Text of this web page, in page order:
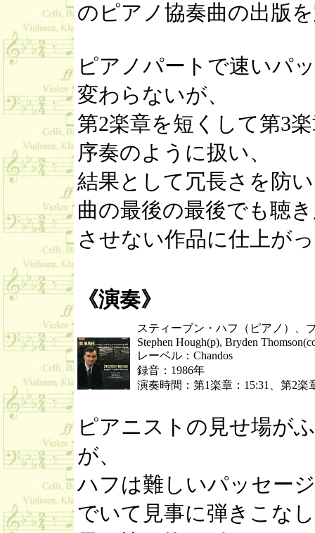
のピアノ協奏曲の出版
ピアノパートで速いパ
変わらないが、
第2楽章を短くして第3
序奏のように扱い、
結果として冗長さを防
曲の最後の最後でも聴
させない作品に仕上が
《演奏》
スティーブン・ハフ（ピアノ）、
Stephen Hough(p), Bryden
レーベル：Chandos
録音：1986年
演奏時間：第1楽章：15:31、第2楽
ピアニストの見せ場が
が、
ハフは難しいパッセー
でいて見事に弾きこな